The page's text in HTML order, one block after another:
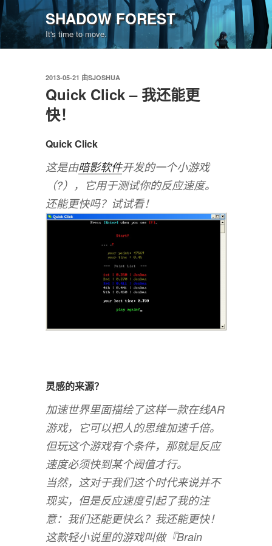
跳
至
内
容
SHADOW FOREST
It's time to move.
发
布
于
2013-05-21 由SJOSHUA
Quick Click – 我还能更
快！
Quick Click
这是由暗影软件开发的一个小游戏
（?），它用于测试你的反应速度。
还能更快吗？试试看！
灵感的来源？
加速世界里面描绘了这样一款在线AR
游戏，它可以把人的思维加速千倍。
但玩这个游戏有个条件，那就是反应
速度必须快到某个阀值才行。
当然，这对于我们这个时代来说并不
现实，但是反应速度引起了我的注
意：我们还能更快么？我还能更快！
这款轻小说里的游戏叫做『Brain